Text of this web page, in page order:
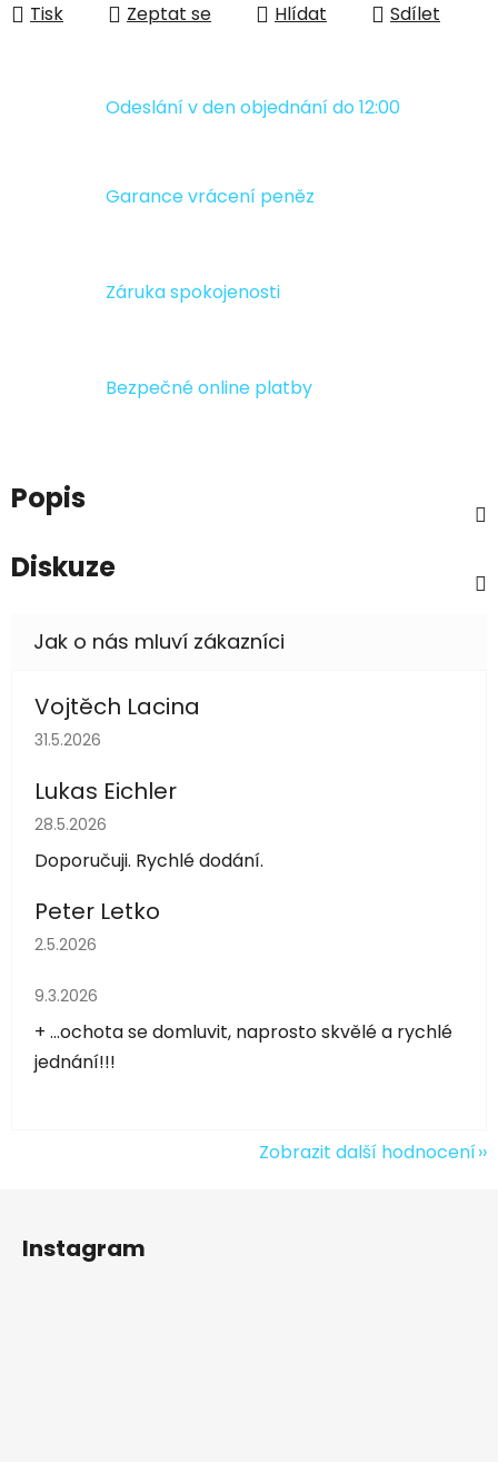
Tisk Zeptat se Hlídat Sdílet
Odeslání v den objednání do 12:00
Garance vrácení peněz
Záruka spokojenosti
Bezpečné online platby
Popis
Diskuze
Vojtěch Lacina
Hodnocení obchodu je 5 z 5 hvězdiček.
31.5.2026
Lukas Eichler
Hodnocení obchodu je 5 z 5 hvězdiček.
28.5.2026
Doporučuji. Rychlé dodání.
Peter Letko
Hodnocení obchodu je 5 z 5 hvězdiček.
2.5.2026
Hodnocení obchodu je 5 z 5 hvězdiček.
9.3.2026
+ ...ochota se domluvit, naprosto skvělé a rychlé
jednání!!!
Zobrazit další hodnocení
Instagram